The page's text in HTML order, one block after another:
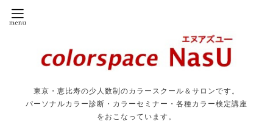
東京・恵比寿の少人数制のカラースクール＆サロンです。
パーソナルカラー診断・カラーセミナー・各種カラー検定講座
をおこなっています。